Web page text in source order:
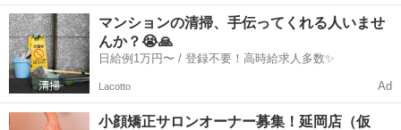
のオーナーとして、新しいキャリアをスタートしませんか？？ 🌟 「キ
ュープ」ってどんなサロン？ 🌟 Qpuは2012年に東京の六本木で第1号
店をオープ...
沖縄 うるま市 セラピスト リモート
マンションの清掃、手伝ってくれる人いませ
んか？😭🙏
日給例1万円〜 / 登録不要！高時給求人多数✨
Lacotto Ad
小顔矯正サロンオーナー募集！延岡店（仮